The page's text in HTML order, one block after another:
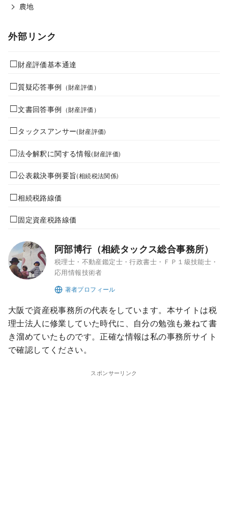
農地
外部リンク
財産評価基本通達
質疑応答事例 （財産評価）
文書回答事例 （財産評価）
タックスアンサー(財産評価)
法令解釈に関する情報(財産評価)
公表裁決事例要旨(相続税法関係)
相続税路線価
固定資産税路線価
阿部博行（相続タックス総合事務所）
税理士・不動産鑑定士・行政書士・ＦＰ１級技能士・
応用情報技術者
大阪で資産税事務所の代表をしています。本サイトは税
理士法人に修業していた時代に、自分の勉強も兼ねて書
き溜めていたものです。正確な情報は私の事務所サイト
で確認してください。
スポンサーリンク